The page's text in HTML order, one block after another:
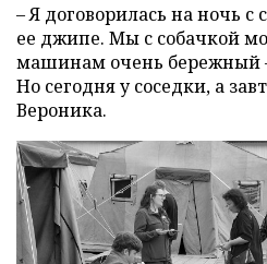
– Я договорилась на ночь с
ее джипе. Мы с собачкой
машинам очень бережный
Но сегодня у соседки, а
Вероника.